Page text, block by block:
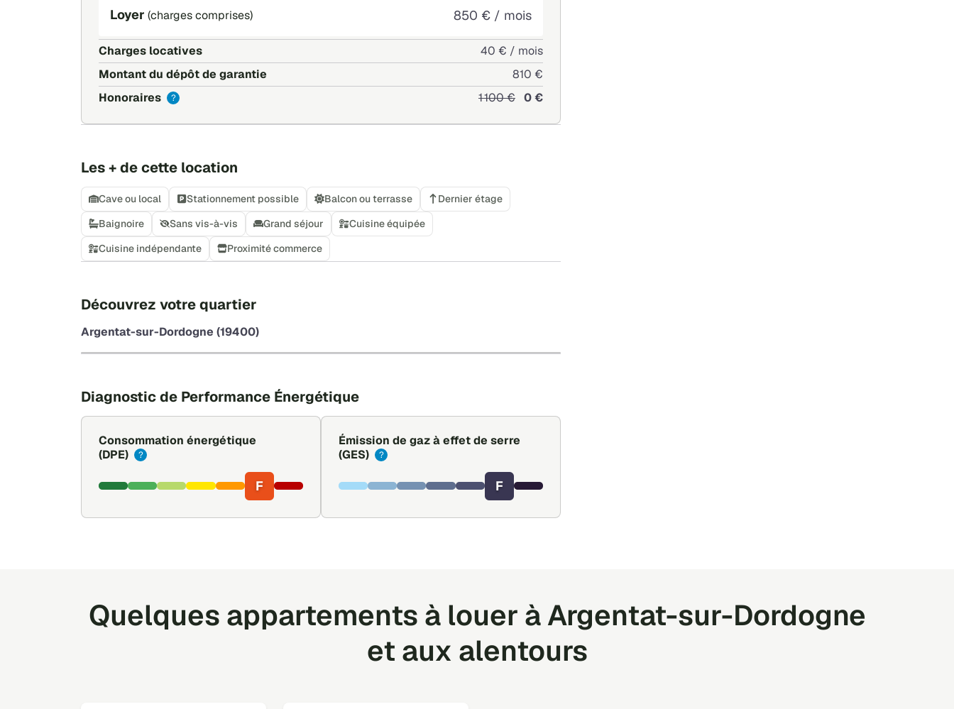
Loyer (charges comprises) 850 € / mois
Charges locatives
40 € / mois
Montant du dépôt de garantie
810 €
Honoraires
? 1 100 € 0 €
Les + de cette location
Cave ou local Stationnement possible Balcon ou terrasse
Dernier étage
Baignoire
Sans vis-à-vis Grand séjour
Cuisine équipée
Cuisine indépendante
Proximité commerce
Découvrez votre quartier
Argentat-sur-Dordogne (19400)
Diagnostic de Performance Énergétique
Consommation énergétique
(DPE)
?
F
Émission de gaz à effet de serre
(GES)
?
F
Quelques appartements à louer à Argentat-sur-Dordogne
et aux alentours